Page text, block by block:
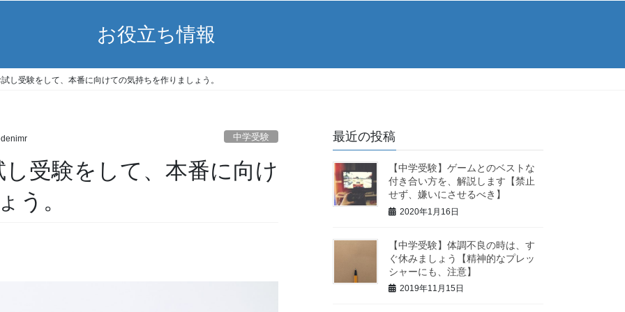
お役立ち情報
し受験をして、本番に向けての気持ちを作りましょう。
中学受験
受験をして、本番に向け
う。
最近の投稿
【中学受験】ゲームとのベストな
付き合い方を、解説します【禁止
せず、嫌いにさせるべき】
2020年1月16日
【中学受験】体調不良の時は、す
ぐ休みましょう【精神的なプレッ
シャーにも、注意】
2019年11月15日